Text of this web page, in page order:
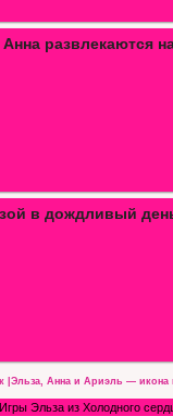
Эльза и Анна
|Эльза, Анна и Ариэль —
Игры Эльза из Холодного